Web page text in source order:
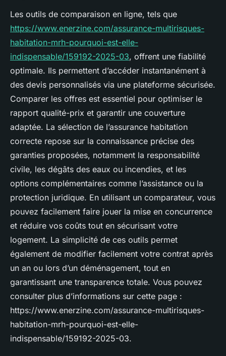
Les outils de comparaison en ligne, tels que
https://www.enerzine.com/assurance-multirisques-
habitation-mrh-pourquoi-est-elle-
indispensable/159192-2025-03, offrent une fiabilité
optimale. Ils permettent d’accéder instantanément à
des devis personnalisés via une plateforme sécurisée.
Comparer les offres est essentiel pour optimiser le
rapport qualité-prix et garantir une couverture
adaptée. La sélection de l’assurance habitation
correcte repose sur la connaissance précise des
garanties proposées, notamment la responsabilité
civile, les dégâts des eaux ou incendies, et les
options complémentaires comme l’assistance ou la
protection juridique. En utilisant un comparateur, vous
pouvez facilement faire jouer la mise en concurrence
et réduire vos coûts tout en sécurisant votre
logement. La simplicité de ces outils permet
également de modifier facilement votre contrat après
un an ou lors d’un déménagement, tout en
garantissant une transparence totale. Vous pouvez
consulter plus d’informations sur cette page :
https://www.enerzine.com/assurance-multirisques-
habitation-mrh-pourquoi-est-elle-
indispensable/159192-2025-03.